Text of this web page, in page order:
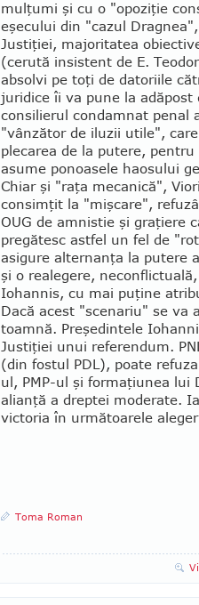
mulţumi şi cu o "opoziţie
eşecului din "cazul
Justiţiei, ma­joritatea
(cerută in­sistent de E.
absolvi pe toţi de datoriile
juridice îi va pune la adăpost
consilierul condamnat penal
"vânzător de iluzii utile",
plecarea de la putere,
asume ponoasele haosului
Chiar şi "raţa mecanică",
consimţit la "mişcare",
OUG de amnistie şi gra­ţiere
pregătesc astfel un fel de
asigure alternanţa la putere
şi o realegere,
Iohannis, cu mai puţine
Dacă acest "scenariu" se va
toamnă. Preşedintele
Justiţiei unui referendum.
(din fostul PDL), poate
ul, PMP-ul şi for­maţiunea lui
alianţă a dreptei moderate.
victoria în următoarele
Toma Roman